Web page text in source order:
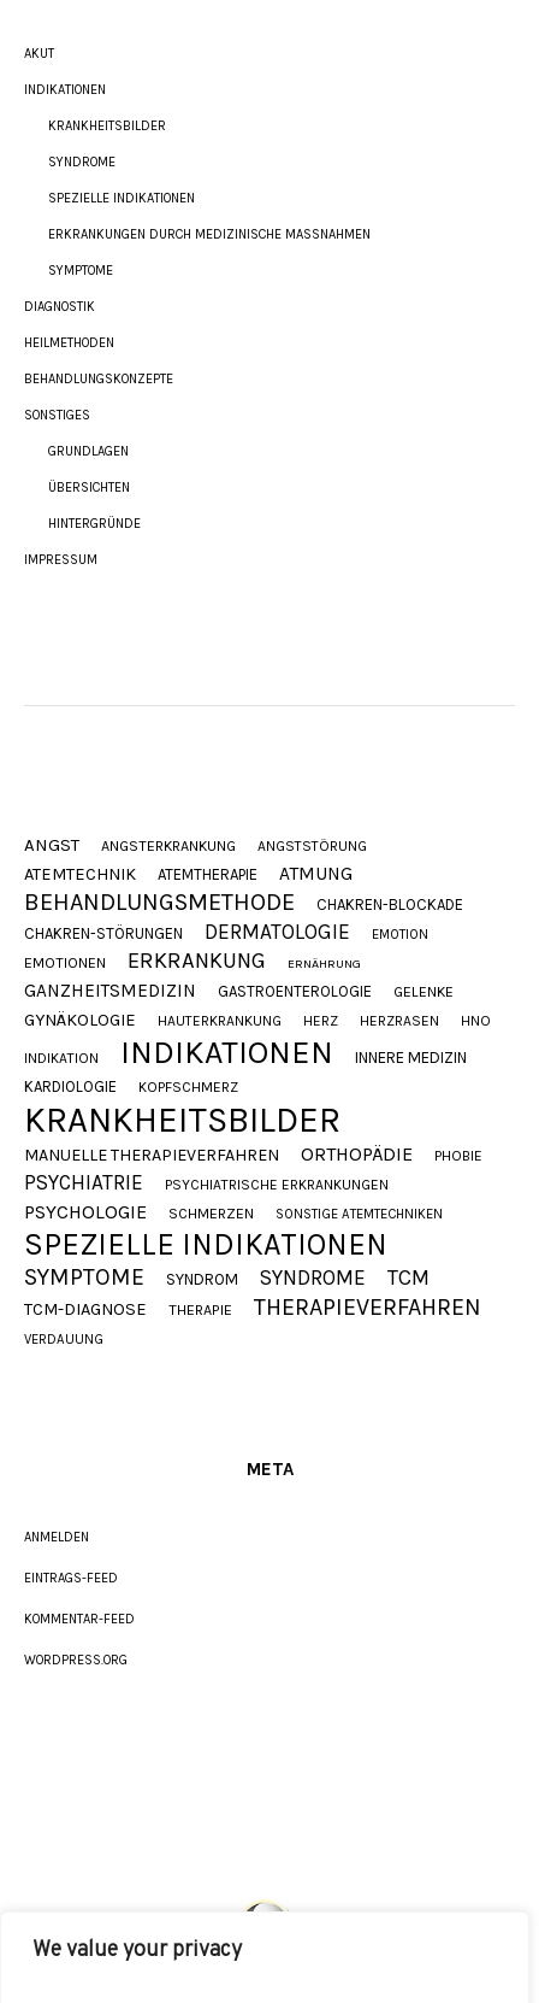
We value your privacy
AKUT
INDIKATIONEN
KRANKHEITSBILDER
SYNDROME
SPEZIELLE INDIKATIONEN
ERKRANKUNGEN DURCH MEDIZINISCHE MASSNAHMEN
SYMPTOME
DIAGNOSTIK
HEILMETHODEN
BEHANDLUNGSKONZEPTE
SONSTIGES
GRUNDLAGEN
ÜBERSICHTEN
HINTERGRÜNDE
IMPRESSUM
ANGST ANGSTERKRANKUNG ANGSTSTÖRUNG
ATEMTECHNIK ATEMTHERAPIE ATMUNG
BEHANDLUNGSMETHODE
CHAKREN-BLOCKADE
CHAKREN-STÖRUNGEN
DERMATOLOGIE EMOTION
EMOTIONEN ERKRANKUNG ERNÄHRUNG
GANZHEITSMEDIZIN GASTROENTEROLOGIE GELENKE
GYNÄKOLOGIE HAUTERKRANKUNG HERZ HERZRASEN HNO
INDIKATION INDIKATIONEN
INNERE MEDIZIN
KARDIOLOGIE
KOPFSCHMERZ
KRANKHEITSBILDER
MANUELLE THERAPIEVERFAHREN ORTHOPÄDIE PHOBIE
PSYCHIATRIE PSYCHIATRISCHE ERKRANKUNGEN
PSYCHOLOGIE SCHMERZEN SONSTIGE ATEMTECHNIKEN
SPEZIELLE INDIKATIONEN
SYMPTOME SYNDROM SYNDROME TCM
TCM-DIAGNOSE THERAPIE THERAPIEVERFAHREN
VERDAUUNG
META
ANMELDEN
EINTRAGS-FEED
KOMMENTAR-FEED
WORDPRESS.ORG